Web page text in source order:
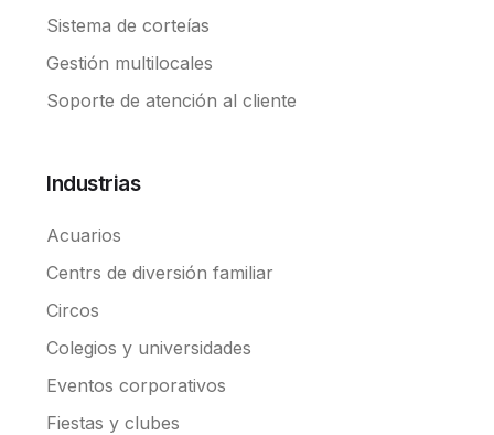
Sistema de corteías
Gestión multilocales
Soporte de atención al cliente
Industrias
Acuarios
Centrs de diversión familiar
Circos
Colegios y universidades
Eventos corporativos
Fiestas y clubes